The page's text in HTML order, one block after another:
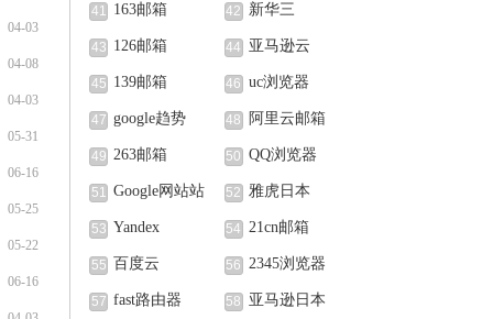
04-03
04-08
04-03
05-31
06-16
05-25
05-22
06-16
41 163邮箱 42 新华三
43 126邮箱 44 亚马逊云
45 139邮箱 46 uc浏览器
47 google趋势 48 阿里云邮箱
49 263邮箱 50 QQ浏览器
51 Google网站站
长中心
52 雅虎日本
53 Yandex 54 21cn邮箱
55 百度云 56 2345浏览器
57 fast路由器 58 亚马逊日本